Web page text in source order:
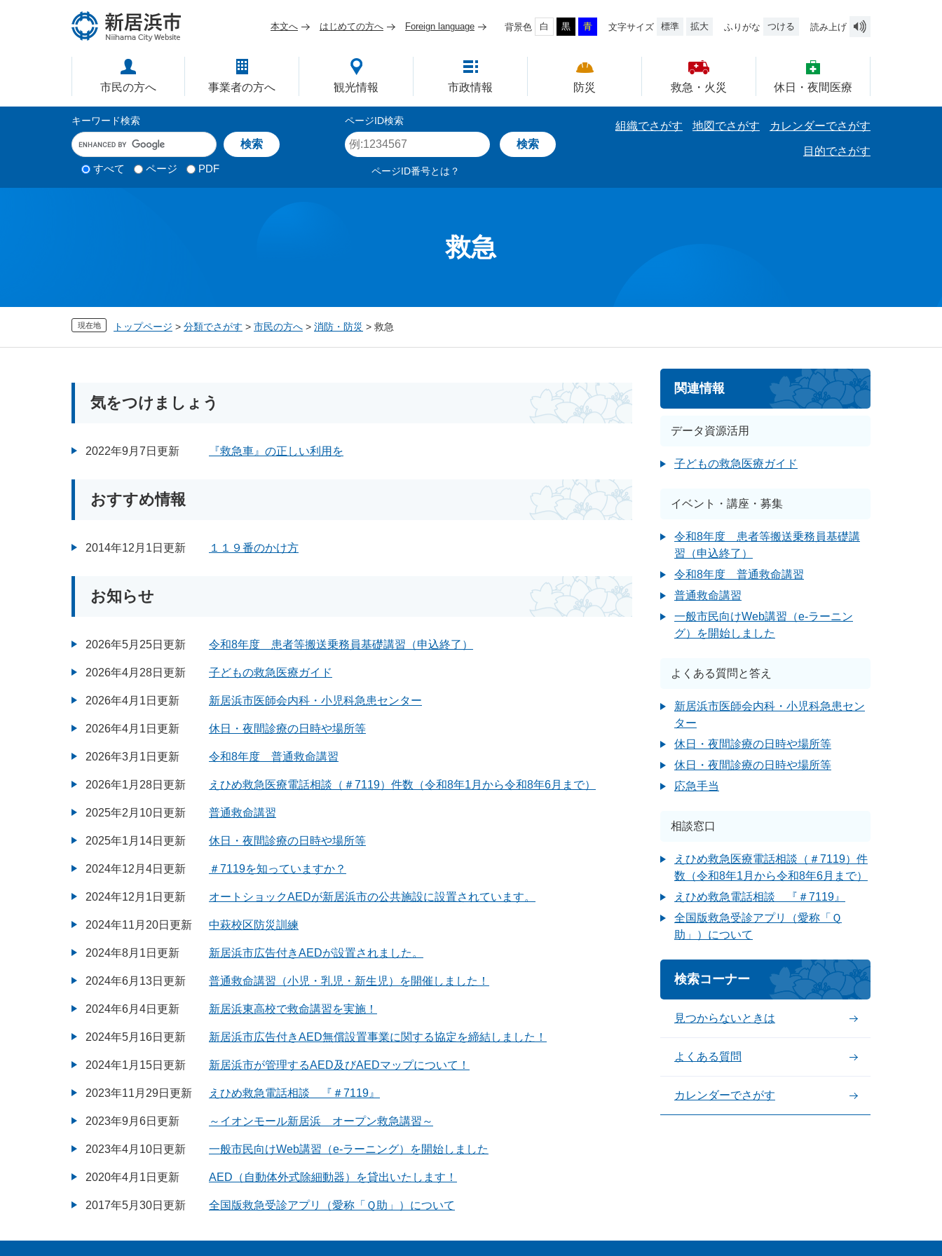
で
ば
本文へ はじめての方へ Foreign language 背景色 白 黒 青 文字サイズ 標準 拡大 ふりがな つける 読み上げ
市民の方へ 事業者の方へ 観光情報 市政情報 防災 救急・火災 休日・夜間医療
キーワード検索
キ
ー
検 すべて ページ PDF
ページID検索
ペ
ー
ページID番号とは？
組織でさがす 地図でさがす カレンダーでさがす
目的でさがす
救急
現在地 トップページ > 分類でさがす > 市民の方へ > 消防・防災 > 救急
気をつけましょう
2022年9月7日更新 『救急車』の正しい利用を
おすすめ情報
2014年12月1日更新 １１９番のかけ方
お知らせ
2026年5月25日更新 令和8年度 患者等搬送乗務員基礎講習（申込終了）
2026年4月28日更新 子どもの救急医療ガイド
2026年4月1日更新 新居浜市医師会内科・小児科急患センター
2026年4月1日更新 休日・夜間診療の日時や場所等
2026年3月1日更新 令和8年度 普通救命講習
2026年1月28日更新 えひめ救急医療電話相談（＃7119）件数（令和8年1月から令和8年6月まで）
2025年2月10日更新 普通救命講習
2025年1月14日更新 休日・夜間診療の日時や場所等
2024年12月4日更新 ＃7119を知っていますか？
2024年12月1日更新 オートショックAEDが新居浜市の公共施設に設置されています。
2024年11月20日更新 中萩校区防災訓練
2024年8月1日更新 新居浜市広告付きAEDが設置されました。
2024年6月13日更新 普通救命講習（小児・乳児・新生児）を開催しました！
2024年6月4日更新 新居浜東高校で救命講習を実施！
2024年5月16日更新 新居浜市広告付きAED無償設置事業に関する協定を締結しました！
2024年1月15日更新 新居浜市が管理するAED及びAEDマップについて！
2023年11月29日更新 えひめ救急電話相談 『＃7119』
2023年9月6日更新 ～イオンモール新居浜 オープン救急講習～
2023年4月10日更新 一般市民向けWeb講習（e‐ラーニング）を開始しました
2020年4月1日更新 AED（自動体外式除細動器）を貸出いたします！
2017年5月30日更新 全国版救急受診アプリ（愛称「Ｑ助」）について
関連情報
データ資源活用
子どもの救急医療ガイド
イベント・講座・募集
令和8年度 患者等搬送乗務員基礎講
習（申込終了）
令和8年度 普通救命講習
普通救命講習
一般市民向けWeb講習（e‐ラーニン
グ）を開始しました
よくある質問と答え
新居浜市医師会内科・小児科急患セン
ター
休日・夜間診療の日時や場所等
休日・夜間診療の日時や場所等
応急手当
相談窓口
えひめ救急医療電話相談（＃7119）件
数（令和8年1月から令和8年6月まで）
えひめ救急電話相談 『＃7119』
全国版救急受診アプリ（愛称「Ｑ
助」）について
検索コーナー
見つからないときは
よくある質問
カレンダーでさがす